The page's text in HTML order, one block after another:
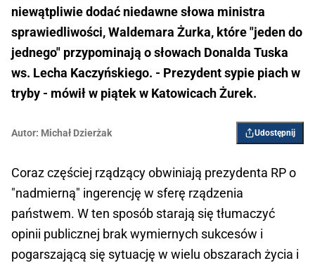
niewątpliwie dodać niedawne słowa ministra
sprawiedliwości, Waldemara Żurka, które "jeden do
jednego" przypominają o słowach Donalda Tuska
ws. Lecha Kaczyńskiego. - Prezydent sypie piach w
tryby - mówił w piątek w Katowicach Żurek.
Autor: Michał Dzierżak Udostępnij
Coraz częściej rządzący obwiniają prezydenta RP o
"nadmierną" ingerencję w sferę rządzenia
państwem. W ten sposób starają się tłumaczyć
opinii publicznej brak wymiernych sukcesów i
pogarszającą się sytuację w wielu obszarach życia i